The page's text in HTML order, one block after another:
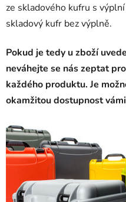
ze skladového kufru s
skladový kufr bez výplně.
Pokud je tedy u zboží
neváhejte se nás zeptat
každého produktu. Je
okamžitou dostupnost